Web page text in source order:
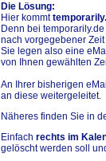
Die Lösung:
Hier kommt
Denn bei
nach vorgegebener
Sie legen also eine
von Ihnen gewählten
An Ihrer bisherigen
an diese weitergeleitet.
Näheres finden Sie in
Einfach rechts im
gelöscht werden soll